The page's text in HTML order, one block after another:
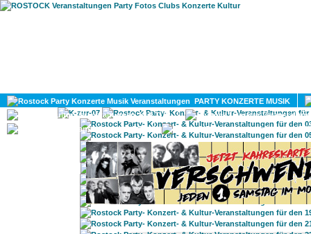
PARTY KONZERTE MUSIK
KULTUR
GAY